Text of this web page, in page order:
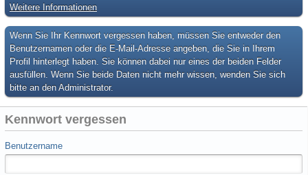
Weitere Informationen
Wenn Sie Ihr Kennwort vergessen haben, müssen Sie entweder den
Benutzernamen oder die E-Mail-Adresse angeben, die Sie in Ihrem
Profil hinterlegt haben. Sie können dabei nur eines der beiden Felder
ausfüllen. Wenn Sie beide Daten nicht mehr wissen, wenden Sie sich
bitte an den Administrator.
Kennwort vergessen
Benutzername